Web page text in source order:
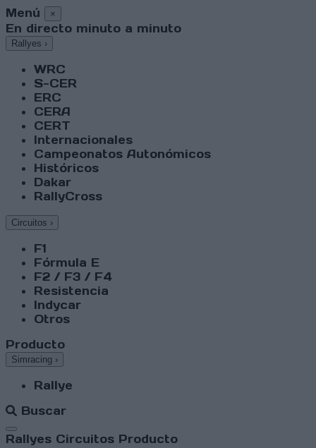
Menú ×
En directo minuto a minuto
Rallyes ›
WRC
S-CER
ERC
CERA
CERT
Internacionales
Campeonatos Autonómicos
Históricos
Dakar
RallyCross
Circuitos ›
F1
Fórmula E
F2 / F3 / F4
Resistencia
Indycar
Otros
Producto
Simracing ›
Rallye
Buscar
Abrir menú
Rallyes Circuitos Producto